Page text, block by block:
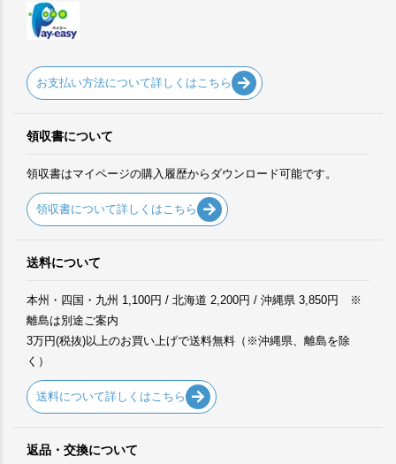
お支払い方法について詳しくはこちら
領収書について
領収書はマイページの購入履歴からダウンロード可能です。
領収書について詳しくはこちら
送料について
本州・四国・九州 1,100円 / 北海道 2,200円 / 沖縄県 3,850円 ※
離島は別途ご案内
3万円(税抜)以上のお買い上げで送料無料（※沖縄県、離島を除
く）
送料について詳しくはこちら
返品・交換について